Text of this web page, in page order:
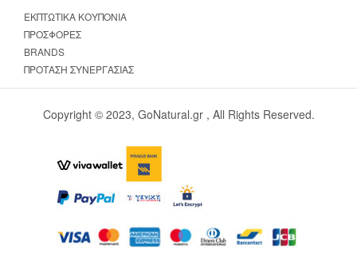
ΕΚΠΤΩΤΙΚΆ ΚΟΥΠΌΝΙΑ
ΠΡΟΣΦΟΡΈΣ
BRANDS
ΠΡΌΤΑΣΗ ΣΥΝΕΡΓΑΣΊΑΣ
Copyright © 2023, GoNatural.gr , All Rights Reserved.